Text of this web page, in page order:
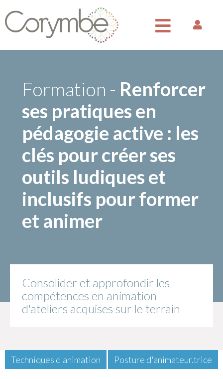
Formation - Renforcer
ses pratiques en
pédagogie active : les
clés pour créer ses
outils ludiques et
inclusifs pour former
et animer
Consolider et approfondir les
compétences en animation
d'ateliers acquises sur le terrain
Techniques d'animation Posture d'animateur.trice